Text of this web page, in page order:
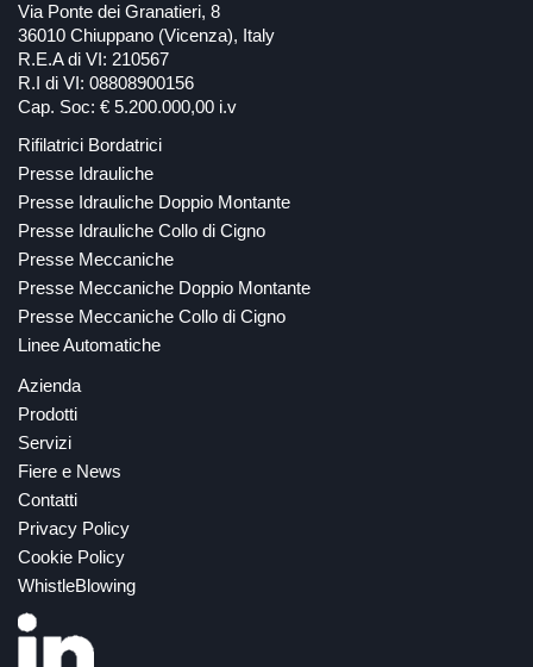
Via Ponte dei Granatieri, 8
36010 Chiuppano (Vicenza), Italy
R.E.A di VI: 210567
R.I di VI: 08808900156
Cap. Soc: € 5.200.000,00 i.v
Rifilatrici Bordatrici
Presse Idrauliche
Presse Idrauliche Doppio Montante
Presse Idrauliche Collo di Cigno
Presse Meccaniche
Presse Meccaniche Doppio Montante
Presse Meccaniche Collo di Cigno
Linee Automatiche
Azienda
Prodotti
Servizi
Fiere e News
Contatti
Privacy Policy
Cookie Policy
WhistleBlowing